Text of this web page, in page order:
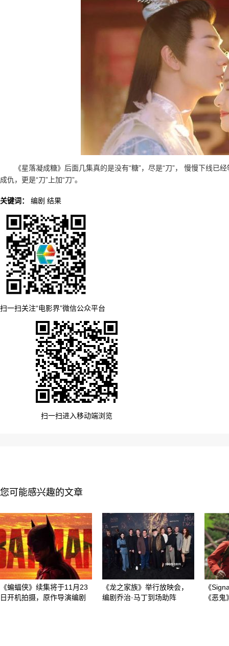
《星落凝成糖》后面几集真的是没有“糖”，尽是“刀”， 慢慢下线
成仇，更是“刀”上加“刀”。
关键词： 编剧 结果
扫一扫关注“电影界”微信公众平台
扫一扫进入移动端浏览
您可能感兴趣的文章
《蝙蝠侠》续集将于11月23
日开机拍摄，原作导演编剧
《龙之家族》举行放映会，
编剧乔治·马丁到场助阵
《
《恶